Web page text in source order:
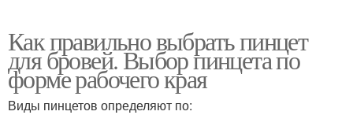
Как правильно выбрать пинцет
для бровей. Выбор пинцета по
форме рабочего края
Виды пинцетов определяют по: